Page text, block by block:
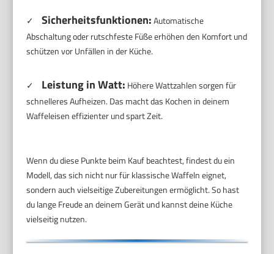
✓ Sicherheitsfunktionen:Automatische
Abschaltung oder rutschfeste Füße erhöhen den Komfort und
schützen vor Unfällen in der Küche.
✓ Leistung in Watt: Höhere Wattzahlen sorgen für
schnelleres Aufheizen. Das macht das Kochen in deinem
Waffeleisen effizienter und spart Zeit.
Wenn du diese Punkte beim Kauf beachtest, findest du ein
Modell, das sich nicht nur für klassische Waffeln eignet,
sondern auch vielseitige Zubereitungen ermöglicht. So hast
du lange Freude an deinem Gerät und kannst deine Küche
vielseitig nutzen.